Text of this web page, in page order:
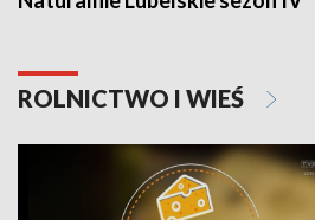
ROLNICTWO I WIEŚ